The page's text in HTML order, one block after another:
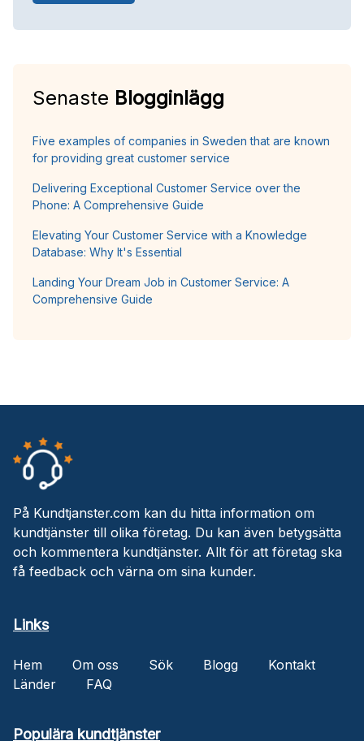
Senaste Blogginlägg
Five examples of companies in Sweden that are known
for providing great customer service
Delivering Exceptional Customer Service over the
Phone: A Comprehensive Guide
Elevating Your Customer Service with a Knowledge
Database: Why It's Essential
Landing Your Dream Job in Customer Service: A
Comprehensive Guide
På Kundtjanster.com kan du hitta information om
kundtjänster till olika företag. Du kan även betygsätta
och kommentera kundtjänster. Allt för att företag ska
få feedback och värna om sina kunder.
Links
Hem Om oss Sök Blogg
Kontakt
Länder
FAQ
Populära kundtjänster